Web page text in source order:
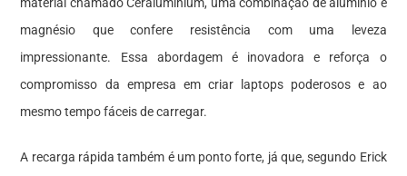
material chamado Ceraluminium, uma combinação de alumínio e
magnésio que confere resistência com uma leveza
impressionante. Essa abordagem é inovadora e reforça o
compromisso da empresa em criar laptops poderosos e ao
mesmo tempo fáceis de carregar.
A recarga rápida também é um ponto forte, já que, segundo Erick